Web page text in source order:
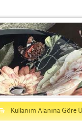
Kullanım Alanına Göre